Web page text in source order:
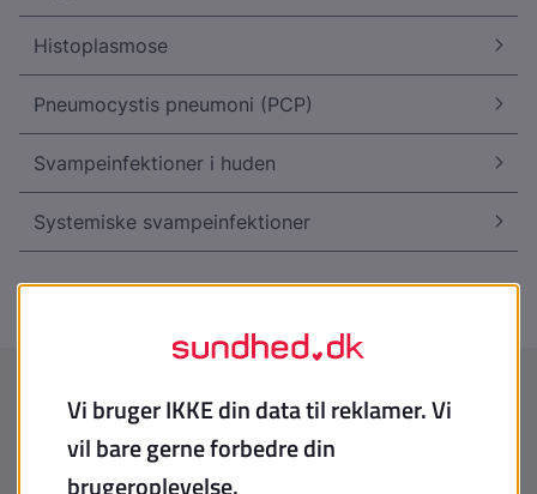
Histoplasmose
Pneumocystis pneumoni (PCP)
Svampeinfektioner i huden
Systemiske svampeinfektioner